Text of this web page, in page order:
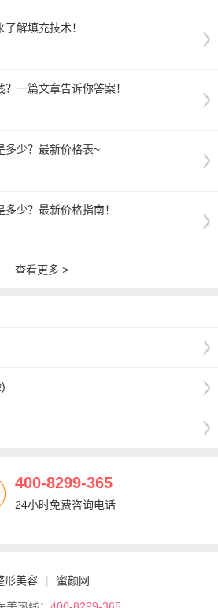
解填充技术！
一篇文章告诉你答案！
多少？最新价格表~
多少？最新价格指南！
查看更多 >
400-8299-365
24小时免费咨询电话
形美容 | 蜜颜网